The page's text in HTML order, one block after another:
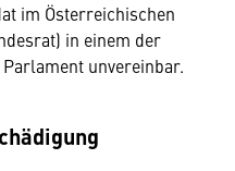
im Österreichischen
in einem der
unvereinbar.